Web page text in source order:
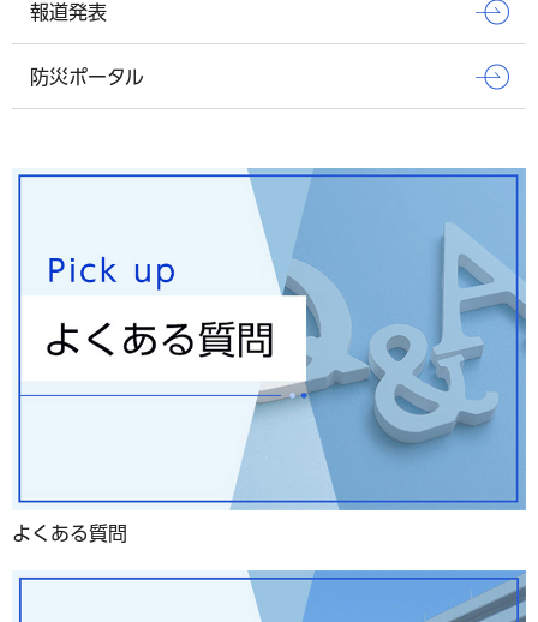
報道発表
防災ポータル
よくある質問